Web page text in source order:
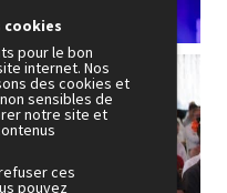
cookies
pour le bon
internet. Nos
des cookies et
sensibles de
notre site et
ces
pouvez